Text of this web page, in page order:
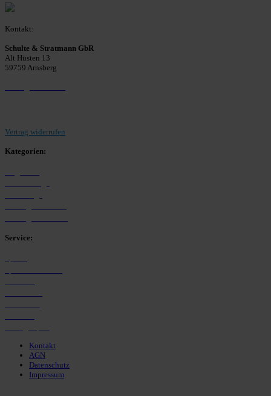
Kontakt:
Schulte & Stratmann GbR
Alt Hüsten 13
59759 Arnsberg
Vertrag widerrufen
Kategorien:
Service:
Kontakt
AGN
Datenschutz
Impressum